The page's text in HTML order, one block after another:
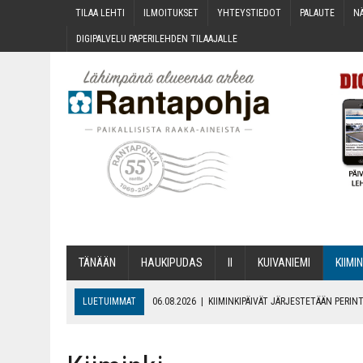
TILAA LEH­TI ILMOI­TUK­SET YHTEYS­TIE­DOT PALAU­TE
DIGI­PAL­VE­LU PAPE­RI­LEH­DEN TILAAJALLE
TÄNÄÄN HAU­KI­PU­DAS KUI­VA­NIE­MI
LUETUIMMAT 06.08.2026 | KII­MIN­KI­PÄI­VÄT JÄR­JES­TE­TÄÄN
06.08.2026 MAKA­RO­NI­LAA­TI­KOL­LA ARKEEN